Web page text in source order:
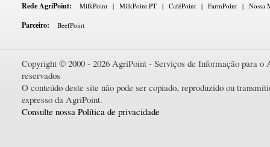
Rede AgriPoint: MilkPoint | MilkPoint PT | CaféPoint | FarmPoint | Nossa
Parceiro: BeefPoint
Copyright © 2000 - 2026 AgriPoint - Serviços de Informação para o
reservados
O conteúdo deste site não pode ser copiado, reproduzido ou
expresso da AgriPoint.
Consulte nossa Política de privacidade